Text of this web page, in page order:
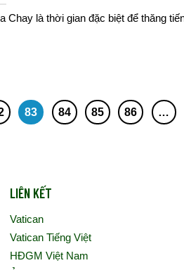
Chay là thời gian đặc biệt để thăng
83 84 85 86 …
LIÊN KẾT
Vatican
Vatican Tiếng Việt
HĐGM Việt Nam